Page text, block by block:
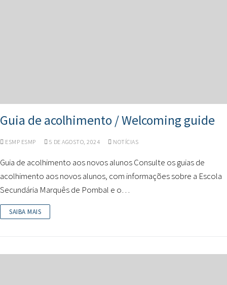
Guia de acolhimento / Welcoming guide
ESMP ESMP 5 DE AGOSTO, 2024 NOTÍCIAS
Guia de acolhimento aos novos alunos Consulte os guias de
acolhimento aos novos alunos, com informações sobre a Escola
Secundária Marquês de Pombal e o…
SAIBA MAIS